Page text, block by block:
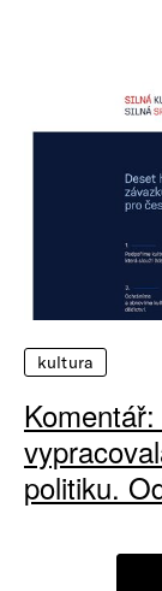
kultura
politiku.